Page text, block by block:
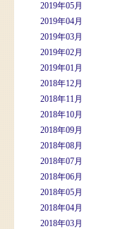
2019年05月
2019年04月
2019年03月
2019年02月
2019年01月
2018年12月
2018年11月
2018年10月
2018年09月
2018年08月
2018年07月
2018年06月
2018年05月
2018年04月
2018年03月